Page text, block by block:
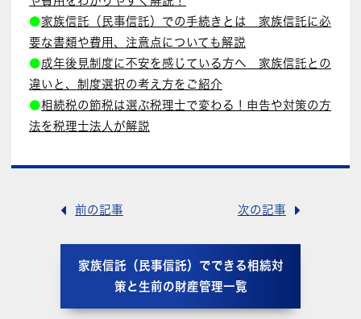
●家族信託（民事信託）での手続きとは 家族信託に必
要な書類や費用、注意点についても解説
●成年後見制度に不安を感じている方へ 家族信託との
違いと、制度選択の考え方をご紹介
●相続税の節税は選ぶ税理士で変わる！申告や対策の方
法を税理士法人が解説
前の記事
家族信託（民事信託）でできる相続対
策と生前の財産管理一覧
次の記事